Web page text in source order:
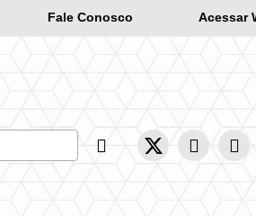
Fale Conosco Acessar
Busca